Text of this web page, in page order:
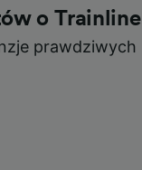
o Trainline
prawdziwych